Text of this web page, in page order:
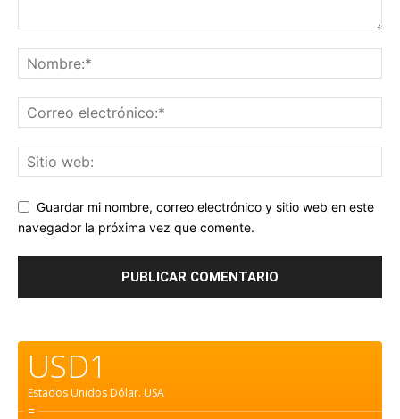
Guardar mi nombre, correo electrónico y sitio web en este
navegador la próxima vez que comente.
USD1
Estados Unidos Dólar. USA
=